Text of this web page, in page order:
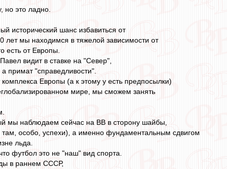
но это ладно.
исторический шанс избавиться от
лет мы находимся в тяжелой зависимости от
есть от Европы.
видит в ставке на "Север",
примат "справедливости".
Европы (а к этому у есть предпосылки)
мире, мы сможем занять
мы наблюдаем сейчас на ВВ в сторону шайбы,
особо, успехи), а именно фундаментальным сдвигом
льда.
футбол это не "наш" вид спорта.
в раннем СССР,